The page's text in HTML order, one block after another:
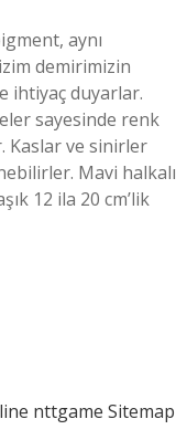
aynı
demirimizin
ihtiyaç duyarlar.
sayesinde renk
Kaslar ve sinirler
Mavi halkalı
12 ila 20 cm’lik
nttgame Sitemap